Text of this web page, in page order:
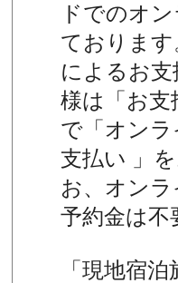
ドでのオ
ておりま
によるお
様は「お支
で「オン
支払い 」
お、オン
予約金は不
「現地宿